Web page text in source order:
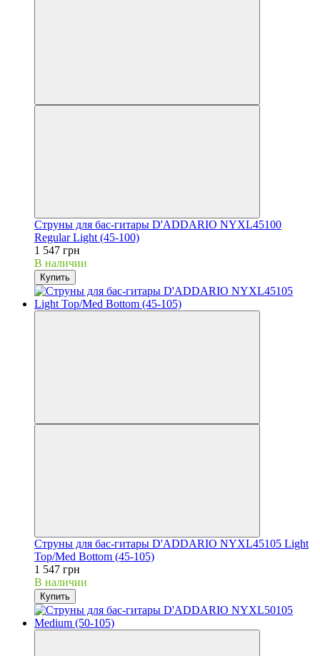
Струны для бас-гитары D'ADDARIO NYXL45100
Regular Light (45-100)
1 547 грн
В наличии
Купить
Струны для бас-гитары D'ADDARIO NYXL45105 Light
Top/Med Bottom (45-105)
1 547 грн
В наличии
Купить